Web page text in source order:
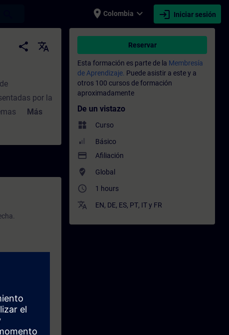
place Colombia expand_more login Iniciar sesión
- Capacitación profesional |
share
translate
por la
, --|N|-
F_TRIG)
Más
Reservar
Esta formación es parte de la Membresía
de Aprendizaje. Puede asistir a este y a
otros 100 cursos de formación
aproximadamente
De un vistazo
widgets Curso
Básico
payment Afiliación
where_to_vote Global
access_time 1 hours
translate EN, DE, ES, PT, ITy FR